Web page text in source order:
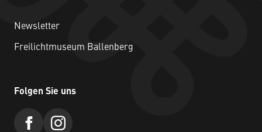
Newsletter
Freilichtmuseum Ballenberg
Folgen Sie uns